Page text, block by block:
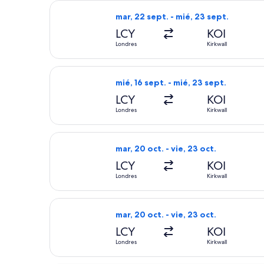
mar, 22 sept. - mié, 23 sept.
LCY
Londres
KOI
Kirkwall
Seleccionar vuelo de British
mié, 16 sept. - mié, 23 sept.
LCY
Londres
KOI
Kirkwall
Seleccionar vuelo de British
mar, 20 oct. - vie, 23 oct.
LCY
Londres
KOI
Kirkwall
Seleccionar vuelo de British
mar, 20 oct. - vie, 23 oct.
LCY
Londres
KOI
Kirkwall
Seleccionar vuelo de British